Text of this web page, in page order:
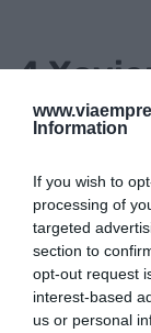
Information
If you wish to
processing of
targeted
section to
opt-out request
interest-based
us or personal
4